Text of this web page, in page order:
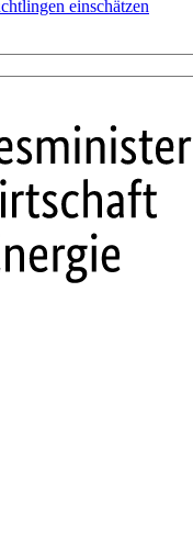
einschätzen